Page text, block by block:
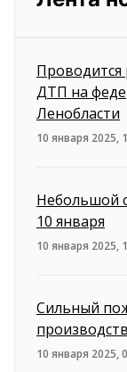
Проводится
ДТП на
Ленобласти
10 января 2025,
Небольшой
10 января
10 января 2025,
Сильный
10 января 2025,